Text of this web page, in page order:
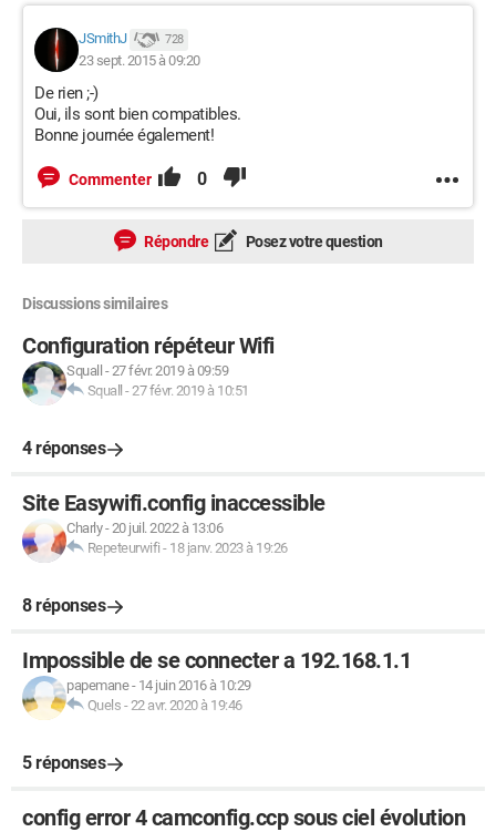
JSmithJ 728
23 sept. 2015 à 09:20
De rien ;-)
Oui, ils sont bien compatibles.
Bonne journée également!
Commenter 0
Répondre Posez votre question
Discussions similaires
Configuration répéteur Wifi
Squall -27 févr. 2019 à 09:59
Squall -27 févr. 2019 à 10:51
4 réponses
Site Easywifi.config inaccessible
Charly-20 juil. 2022 à 13:06
Repeteurwifi - 18 janv. 2023 à 19:26
8 réponses
Impossible de se connecter a 192.168.1.1
papemane- 14 juin 2016 à 10:29
Quels -22 avr. 2020 à 19:46
5 réponses
config error 4 camconfig.ccp sous ciel évolution